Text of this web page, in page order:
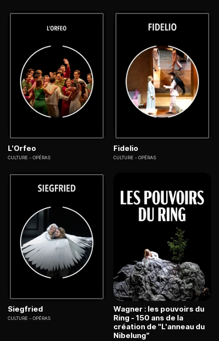
L'Orfeo
CULTURE OPÉRAS
Fidelio
CULTURE OPÉRAS
Siegfried
CULTURE OPÉRAS
Wagner : les pouvoirs du
Ring - 150 ans de la
création de "L'anneau du
Nibelung"